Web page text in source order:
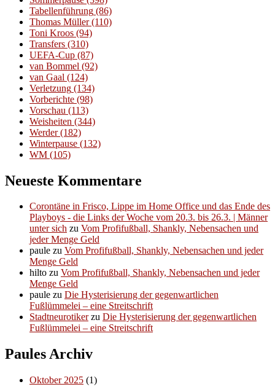
Tabellenführung (86)
Thomas Müller(110)
Toni Kroos (94)
Transfers (310)
UEFA-Cup (87)
van Bommel (92)
van Gaal (124)
Verletzung (134)
Vorberichte (98)
Vorschau (113)
Weisheiten (344)
Werder(182)
Winterpause (132)
WM (105)
Neueste Kommentare
Corontäne in Frisco, Lippe im Home Office und das Ende des
Playboys - die Links der Woche vom 20.3. bis 26.3. | Männer
unter sich zu Vom Profifußball, Shankly, Nebensachen und
jeder Menge Geld
paule zu Vom Profifußball, Shankly, Nebensachen und jeder
Menge Geld
hilto zu Vom Profifußball, Shankly, Nebensachen und jeder
Menge Geld
paule zu Die Hysterisierung der gegenwartlichen
Fußlümmelei – eine Streitschrift
Stadtneurotikerzu Die Hysterisierung der gegenwartlichen
Fußlümmelei – eine Streitschrift
Paules Archiv
Oktober 2025 (1)